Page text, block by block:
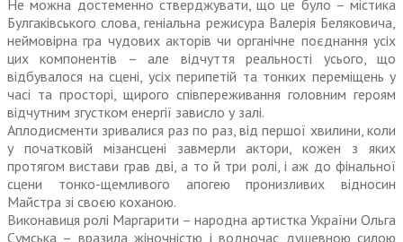
Не можна достеменно стверджувати, що це було – містика
Булгаківського слова, геніальна режисура Валерія Беляковича,
неймовірна гра чудових акторів чи органічне поєднання усіх
цих компонентів – але відчуття реальності усього, що
відбувалося на сцені, усіх перипетій та тонких переміщень у
часі та просторі, щирого співпереживання головним героям
відчутним згустком енергії зависло у залі.
Аплодисменти зривалися раз по раз, від першої хвилини, коли
у початковій мізансцені завмерли актори, кожен з яких
протягом вистави грав дві, а то й три ролі, і аж до фінальної
сцени тонко-щемливого апогею пронизливих відносин
Майстра зі своєю коханою.
Виконавиця ролі Маргарити – народна артистка України Ольга
Сумська – вразила жіночністю і водночас душевною силою